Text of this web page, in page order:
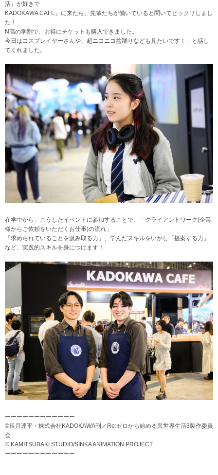
活』が好きで
KADOKAWA CAFE』に来たら、先輩たちが働いていると聞いてビックリしまし
た！
N高の学割で、お得にチケットも購入できました。
今日はコスプレイヤーさんや、超ニコニコ盆踊りなども見たいです！」と話し
てくれました。
在学中から、こうしたイベントに参加することで、「クライアントワーク(企業
様からご依頼をいただくお仕事)の流れ」
「求められていることを汲み取る力」、学んだスキルをいかし「提案する力」
など、実践的スキルを身につけます！
ーーーーーーーーーーーー
©長月達平・株式会社KADOKAWA刊／Re:ゼロから始める異世界生活3製作委員
会
© KAMITSUBAKI STUDIO/SINKA ANIMATION PROJECT
ーーーーーーーーーーーー